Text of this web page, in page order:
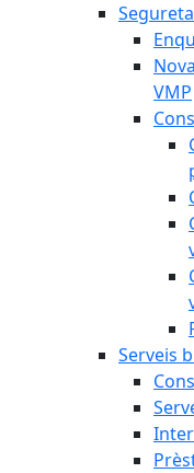
VMP
Serveis